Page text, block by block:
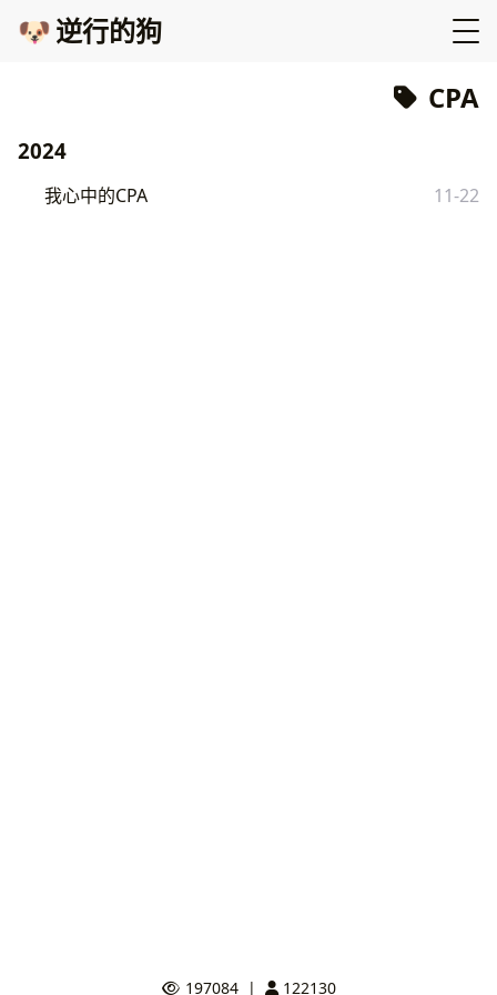
🐶逆行的狗
CPA
2024
我心中的CPA 11-22
197084 | 122130